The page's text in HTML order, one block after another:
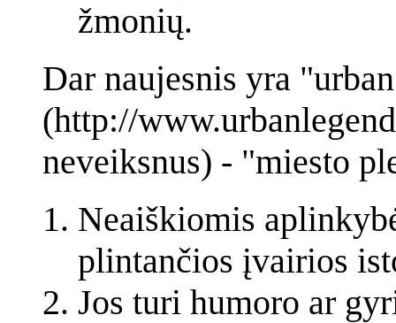
žmonių.
Dar naujesnis yra
(http://
neveiksnus) - "miesto
Neaiškiomis
plintančios įvairios
Jos turi humoro ar